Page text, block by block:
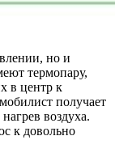
но и
термопару,
в центр к
получает
воздуха.
к довольно